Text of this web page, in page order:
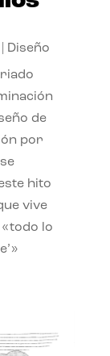
Diseño
de
por
hito
vive
lo